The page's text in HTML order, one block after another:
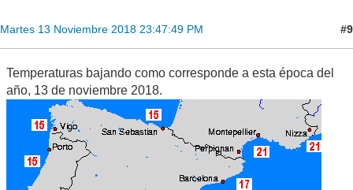
Martes 13 Noviembre 2018 23:47:49 PM #9
Temperaturas bajando como corresponde a esta época del
año, 13 de noviembre 2018.